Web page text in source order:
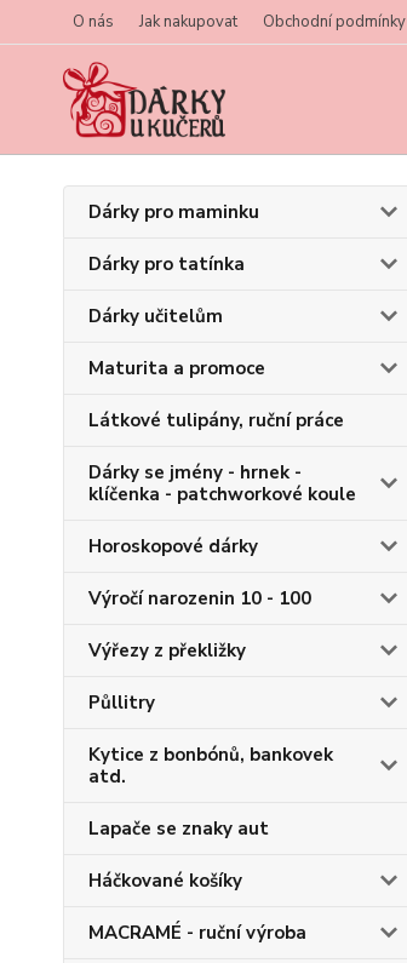
O nás Jak nakupovat Obchodní podmínky
Dárky pro maminku
Dárky pro tatínka
Dárky učitelům
Maturita a promoce
Látkové tulipány, ruční práce
Dárky se jmény - hrnek -
klíčenka - patchworkové koule
Horoskopové dárky
Výročí narozenin 10 - 100
Výřezy z překližky
Půllitry
Kytice z bonbónů, bankovek
atd.
Lapače se znaky aut
Háčkované košíky
MACRAMÉ - ruční výroba